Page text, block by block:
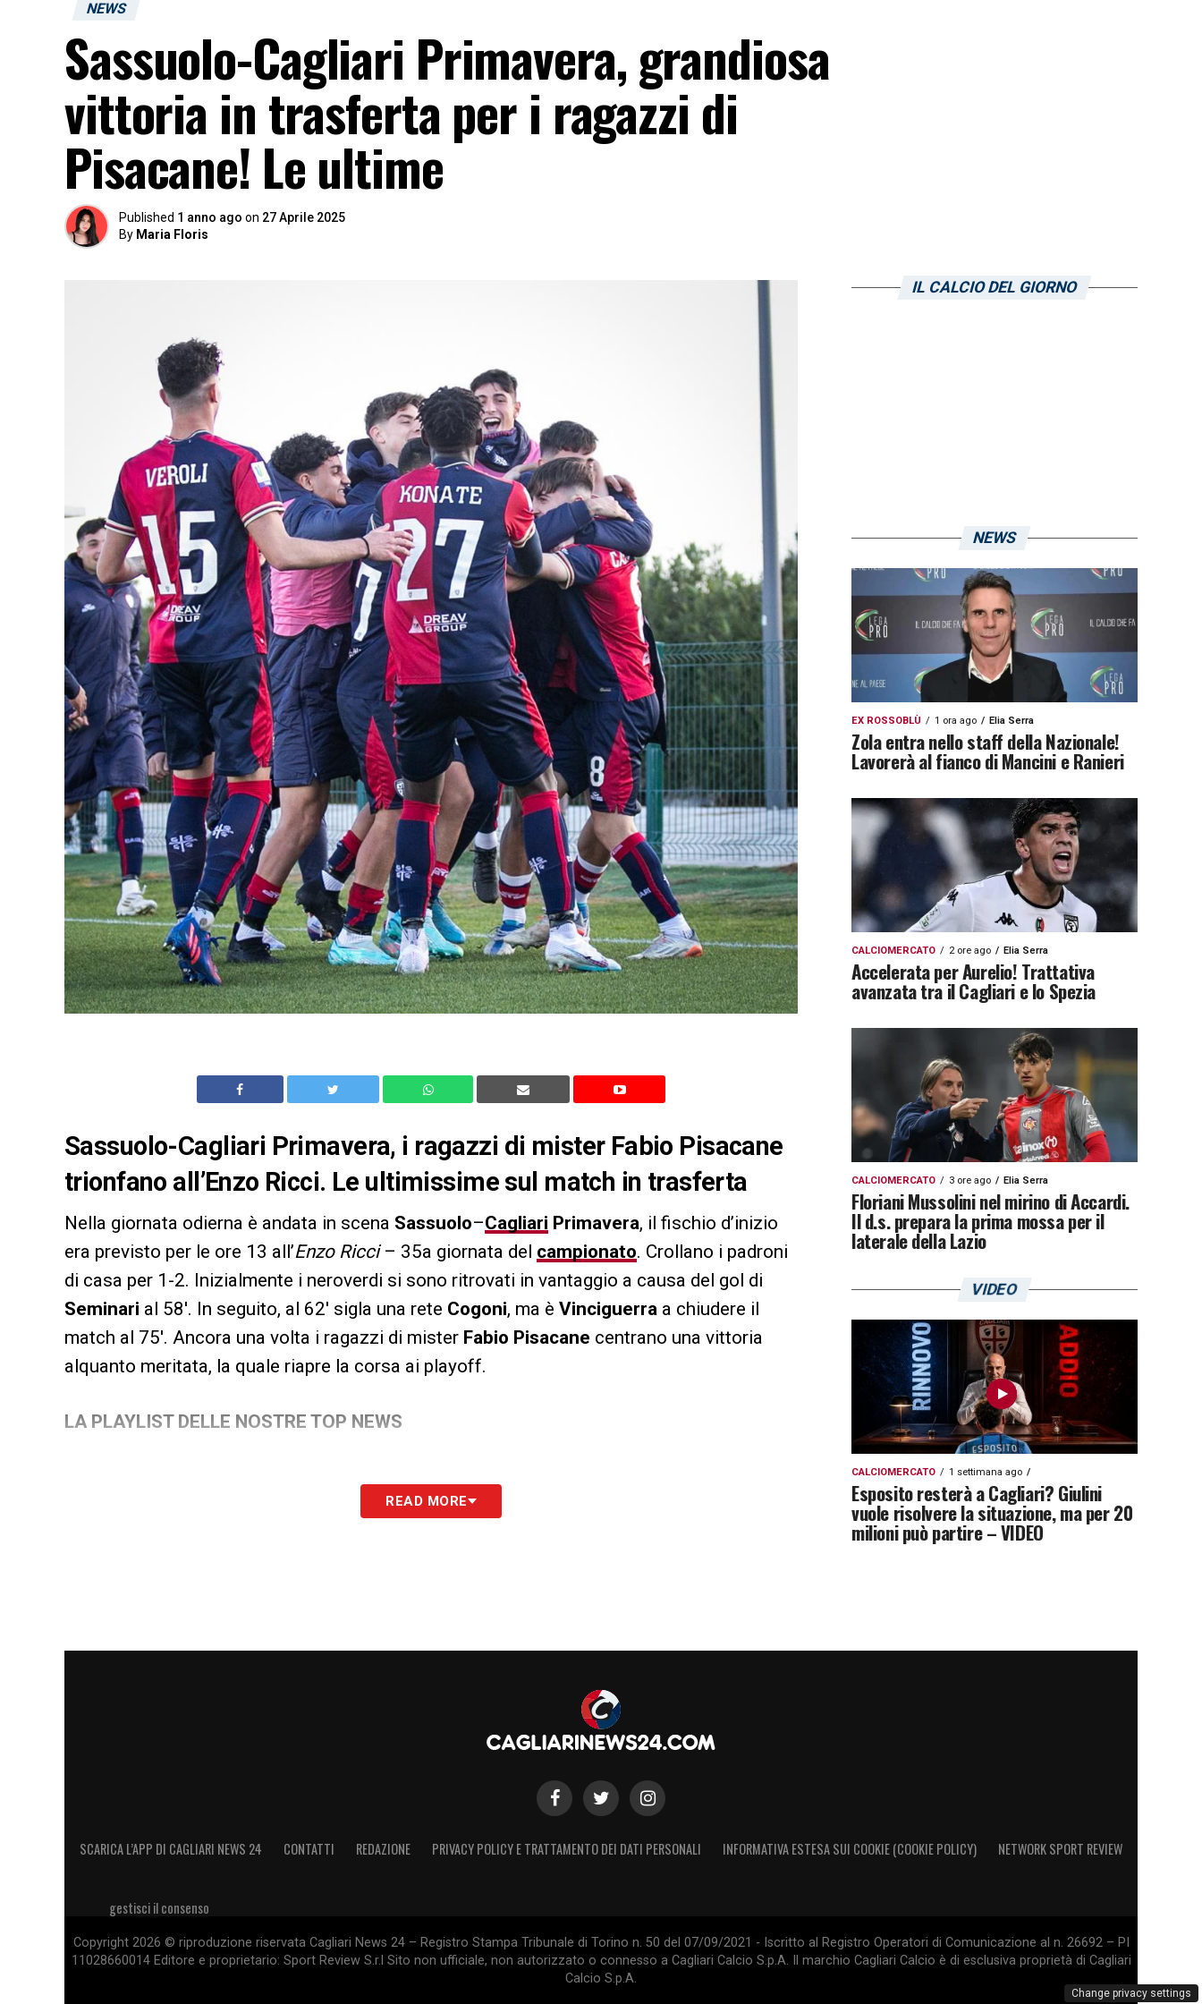
NEWS
Sassuolo-Cagliari Primavera, grandiosa
vittoria in trasferta per i ragazzi di
Pisacane! Le ultime
Published 1 anno ago on 27 Aprile 2025
By Maria Floris
Sassuolo-Cagliari Primavera, i ragazzi di mister Fabio Pisacane
trionfano all’Enzo Ricci. Le ultimissime sul match in trasferta
Nella giornata odierna è andata in scena Sassuolo–Cagliari Primavera, il fischio d’inizio
era previsto per le ore 13 all’Enzo Ricci– 35a giornata del campionato. Crollano i padroni
di casa per 1-2. Inizialmente i neroverdi si sono ritrovati in vantaggio a causa del gol di
Seminari al 58′. In seguito, al 62′ sigla una rete Cogoni, ma è Vinciguerra a chiudere il
match al 75′. Ancora una volta i ragazzi di mister Fabio Pisacane centrano una vittoria
alquanto meritata, la quale riapre la corsa ai playoff.
LA PLAYLIST DELLE NOSTRE TOP NEWS
READ MORE
IL CALCIO DEL GIORNO
NEWS
EX ROSSOBLÙ 1 ora ago Elia Serra
Zola entra nello staff della Nazionale!
Lavorerà al fianco di Mancini e Ranieri
CALCIOMERCATO 2 ore ago Elia Serra
Accelerata per Aurelio! Trattativa
avanzata tra il Cagliari e lo Spezia
CALCIOMERCATO 3 ore ago Elia Serra
Floriani Mussolini nel mirino di Accardi.
Il d.s. prepara la prima mossa per il
laterale della Lazio
VIDEO
CALCIOMERCATO 1 settimana ago
Esposito resterà a Cagliari? Giulini
vuole risolvere la situazione, ma per 20
milioni può partire – VIDEO
SCARICA L’APP DI CAGLIARI NEWS 24 CONTATTI REDAZIONE PRIVACY POLICY E TRATTAMENTO DEI DATI PERSONALI INFORMATIVA ESTESA SUI COOKIE (COOKIE POLICY) NETWORK SPORT REVIEW
gestisci il consenso
Copyright 2026 © riproduzione riservata Cagliari News 24 – Registro Stampa Tribunale di Torino n. 50 del 07/09/2021 - Iscritto al Registro Operatori di Comunicazione al n. 26692 – PI
11028660014 Editore e proprietario: Sport Review S.r.l Sito non ufficiale, non autorizzato o connesso a Cagliari Calcio S.p.A. Il marchio Cagliari Calcio è di esclusiva proprietà di Cagliari
Calcio S.p.A.
Change privacy settings